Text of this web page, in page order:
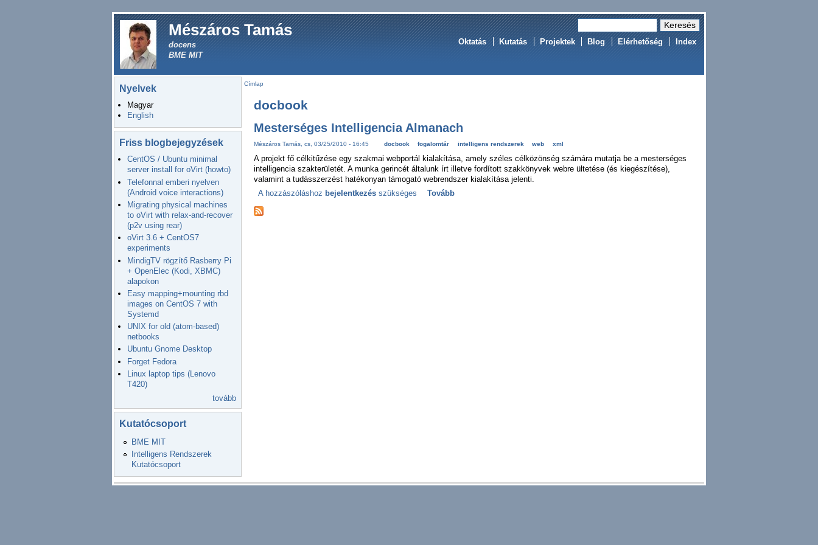
Mészáros Tamás
docens
BME MIT
Oktatás Kutatás Projektek Blog Elérhetőség Index
Nyelvek
Magyar
English
Friss blogbejegyzések
CentOS / Ubuntu minimal
server install for oVirt (howto)
Telefonnal emberi nyelven
(Android voice interactions)
Migrating physical machines
to oVirt with relax-and-recover
(p2v using rear)
oVirt 3.6 + CentOS7
experiments
MindigTV rögzítő Rasberry Pi
+ OpenElec (Kodi, XBMC)
alapokon
Easy mapping+mounting rbd
images on CentOS 7 with
Systemd
UNIX for old (atom-based)
netbooks
Ubuntu Gnome Desktop
Forget Fedora
Linux laptop tips (Lenovo
T420)
tovább
Kutatócsoport
BME MIT
Intelligens Rendszerek
Kutatócsoport
Címlap
docbook
Mesterséges Intelligencia Almanach
Mészáros Tamás, cs, 03/25/2010 - 16:45 docbook fogalomtár intelligens rendszerek web xml
A projekt fő célkitűzése egy szakmai webportál kialakítása, amely széles célközönség számára mutatja be a mesterséges
intelligencia szakterületét. A munka gerincét általunk írt illetve fordított szakkönyvek webre ültetése (és kiegészítése),
valamint a tudásszerzést hatékonyan támogató webrendszer kialakítása jelenti.
A hozzászóláshoz bejelentkezésszükséges Tovább